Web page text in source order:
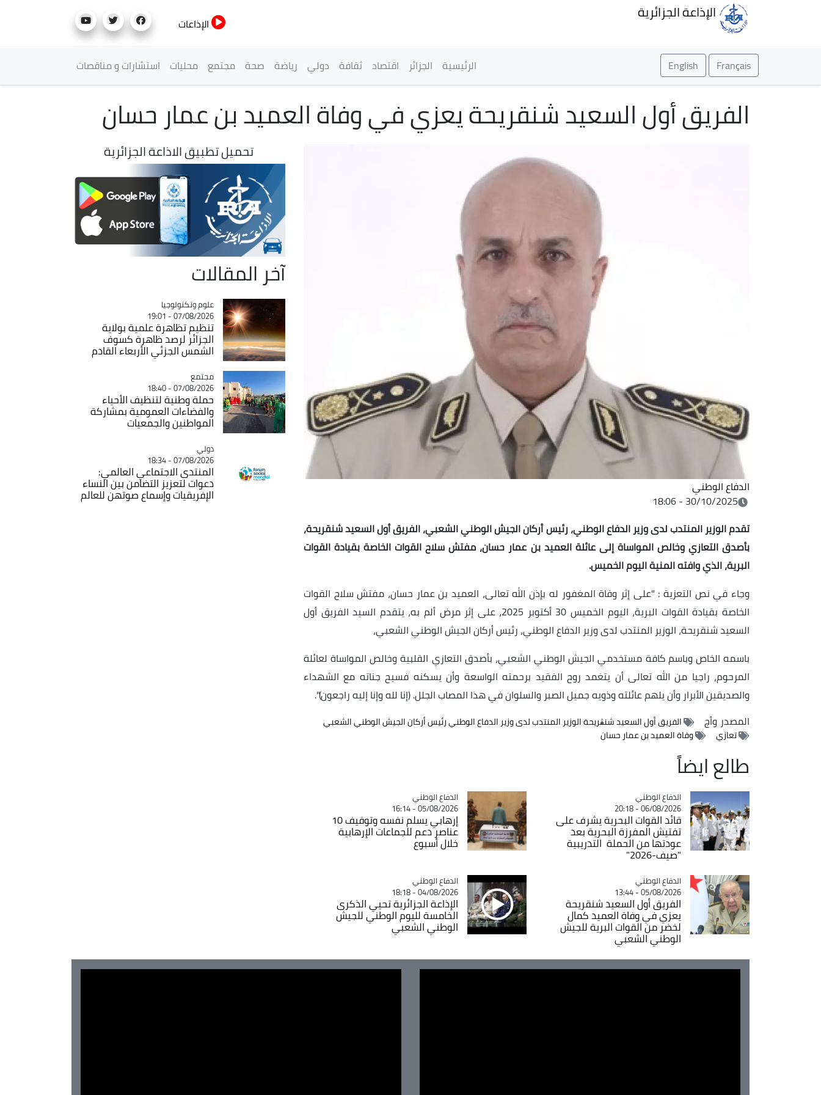
الإذاعة الجزائرية
الإذاعات
Français
English القائمة الرئيسية
الرئيسية الجزائر اقتصاد ثقافة دولي رياضة صحة مجتمع محليات استشارات و مناقصات
الفريق أول السعيد شنقريحة يعزي في وفاة العميد بن عمار حسان
الدفاع الوطني
30/10/2025 - 18:06
تقدم الوزير المنتدب لدى وزير الدفاع الوطني، رئيس أركان الجيش الوطني الشعبي، الفريق أول السعيد شنقريحة،
بأصدق التعازي وخالص المواساة إلى عائلة العميد بن عمار حسان، مفتش سلاح القوات الخاصة بقيادة القوات
البرية، الذي وافته المنية اليوم الخميس.
وجاء في نص التعزية : "على إثر وفاة المغفور له بإذن الله تعالى، العميد بن عمار حسان، مفتش سلاح القوات
الخاصة بقيادة القوات البرية، اليوم الخميس 30 أكتوبر 2025، على إثر مرض ألم به، يتقدم السيد الفريق أول
السعيد شنقريحة، الوزير المنتدب لدى وزير الدفاع الوطني، رئيس أركان الجيش الوطني الشعبي،
باسمه الخاص وباسم كافة مستخدمي الجيش الوطني الشعبي، بأصدق التعازي القلبية وخالص المواساة لعائلة
المرحوم، راجيا من الله تعالى أن يتغمد روح الفقيد برحمته الواسعة وأن يسكنه فسيح جناته مع الشهداء
والصديقين الأبرار وأن يلهم عائلته وذويه جميل الصبر والسلوان في هذا المصاب الجلل. (إنا لله وإنا إليه راجعون)".
المصدر وأج
الفريق أول السعيد شنڨريحة الوزير المنتدب لدى وزير الدفاع الوطني رئيس أركان الجيش الوطني الشعبي
تعازي
وفاة العميد بن عمار حسان
طالع ايضاً
Catégorie
الدفاع الوطني
06/08/2026 - 20:18
قائد القوات البحرية يشرف على
تفتيش المفرزة البحرية بعد
عودتها من الحملة التدريبية
"صيف-2026"
Catégorie
الدفاع الوطني
05/08/2026 - 16:14
إرهابي يسلم نفسه وتوقيف 10
عناصر دعم للجماعات الإرهابية
خلال أسبوع
Catégorie
الدفاع الوطني
05/08/2026 - 13:44
الفريق أول السعيد شنقريحة
يعزي في وفاة العميد كمال
لخضر من القوات البرية للجيش
الوطني الشعبي
Catégorie
الدفاع الوطني
04/08/2026 - 18:18
الإذاعة الجزائرية تحيي الذكرى
الخامسة لليوم الوطني للجيش
الوطني الشعبي
تحميل تطبيق الاذاعة الجزائرية
آخر المقالات
Catégorie
علوم وتكنولوجيا
07/08/2026 - 19:01
تنظيم تظاهرة علمية بولاية
الجزائر لرصد ظاهرة كسوف
الشمس الجزئي الأربعاء القادم
Catégorie
مجتمع
07/08/2026 - 18:40
حملة وطنية لتنظيف الأحياء
والفضاءات العمومية بمشاركة
المواطنين والجمعيات
Catégorie
دولي
07/08/2026 - 18:34
المنتدى الاجتماعي العالمي:
دعوات لتعزيز التضامن بين النساء
الإفريقيات وإسماع صوتهن للعالم